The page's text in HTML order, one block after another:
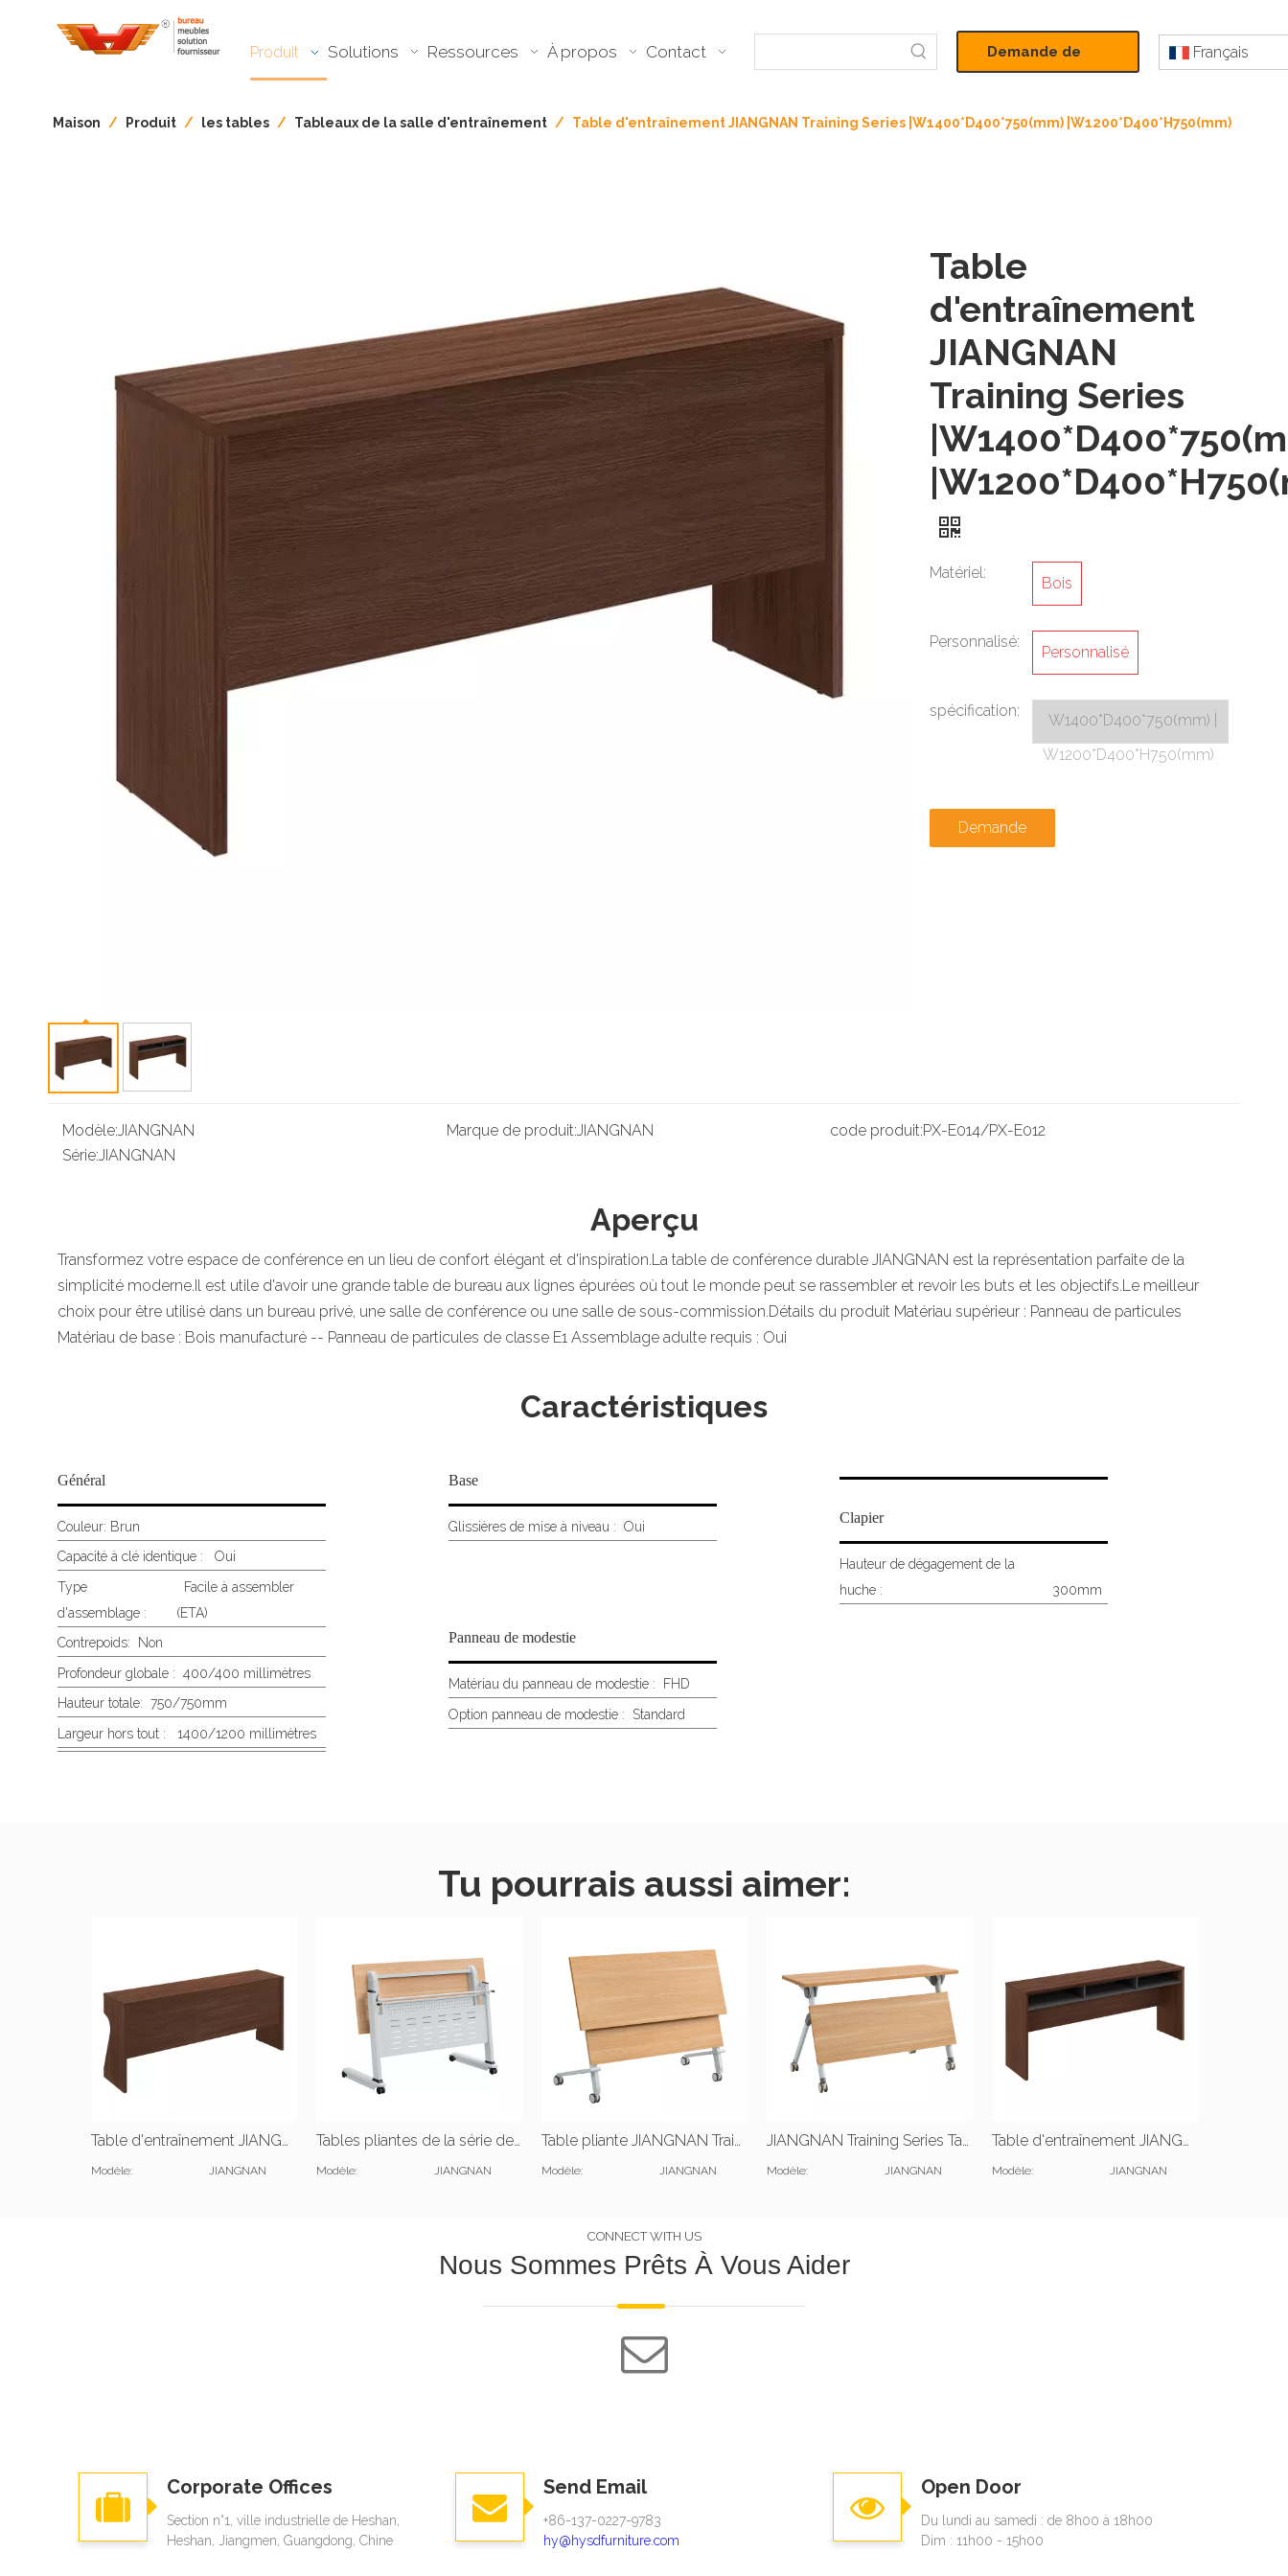
Produit Solutions Ressources À propos Contact Demande de Français
Maison / Produit / les tables / Tableaux de la salle d'entraînement / Table d'entraînement JIANGNAN Training Series |W1400*D400*750(mm) |W1200*D400*H750(mm)
Table
d'entraînement
JIANGNAN
Training Series
Matériel:
Bois
Personnalisé:
Personnalisé
spécification:
W1400*D400*750(mm) |
W1200*D400*H750(mm)
Demande
Modèle:JIANGNAN Marque de produit:JIANGNAN code produit:PX-E014/PX-E012
Série:JIANGNAN
Aperçu
Transformez votre espace de conférence en un lieu de confort élégant et d'inspiration.La table de conférence durable JIANGNAN est la représentation parfaite de la
simplicité moderne.Il est utile d'avoir une grande table de bureau aux lignes épurées où tout le monde peut se rassembler et revoir les buts et les objectifs.Le meilleur
choix pour être utilisé dans un bureau privé, une salle de conférence ou une salle de sous-commission.Détails du produit Matériau supérieur : Panneau de particules
Matériau de base : Bois manufacturé -- Panneau de particules de classe E1 Assemblage adulte requis : Oui
Caractéristiques
Général
Couleur: Brun
Capacité à clé identique : Oui
Type
d'assemblage :
Facile à assembler
(ETA)
Contrepoids: Non
Profondeur globale : 400/400 millimètres
Hauteur totale: 750/750mm
Largeur hors tout : 1400/1200 millimètres
Base
Glissières de mise à niveau : Oui
Clapier
Hauteur de dégagement de la
huche :
300mm
Panneau de modestie
Matériau du panneau de modestie : FHD
Option panneau de modestie : Standard
Tu pourrais aussi aimer:
Table d'entraînement JIANGNAN Training Series |W1800*D400*750(mm) | W1400*D400*H750(mm) |W1200*D400*H750(mm)
Modèle: JIANGNAN
Tables pliantes de la série de formation JIANGNAN |W1800*D500*750(mm) |W1400*D500*H750(mm) |W1200*D500*H750(mm)
Modèle: JIANGNAN
Table pliante JIANGNAN Training Series |W1800*D500*750(mm) |W1400*D500*H750(mm) |W1200*D500*H750(mm
Modèle: JIANGNAN
JIANGNAN Training Series Table pliante |W1800*D500*750(mm) |W1400*D500*H750(mm) |W1200*D500*H750(mm)
Modèle: JIANGNAN
Table d'entraînement JIANGNAN Training Series |W1800*D400*750(mm)
Modèle: JIANGNAN
CONNECT WITH US
Nous Sommes Prêts À Vous Aider
Corporate Offices
Section n°1, ville industrielle de Heshan,
Heshan, Jiangmen, Guangdong, Chine
Send Email
+86-137-0227-9783​​​​​​​
hy@hysdfurniture.com
Open Door
Du lundi au samedi : de 8h00 à 18h00
Dim : 11h00 - 15h00